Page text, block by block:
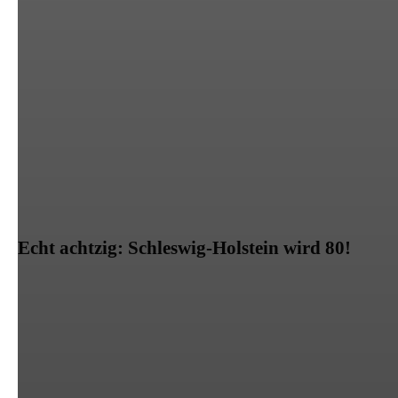
Echt achtzig: Schleswig-Holstein wird 80!